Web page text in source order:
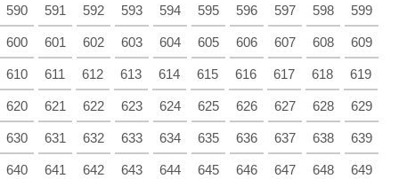
590 591 592 593 594 595 596 597 598 599
600 601 602 603 604 605 606 607 608 609
610 611 612 613 614 615 616 617 618 619
620 621 622 623 624 625 626 627 628 629
630 631 632 633 634 635 636 637 638 639
640 641 642 643 644 645 646 647 648 649